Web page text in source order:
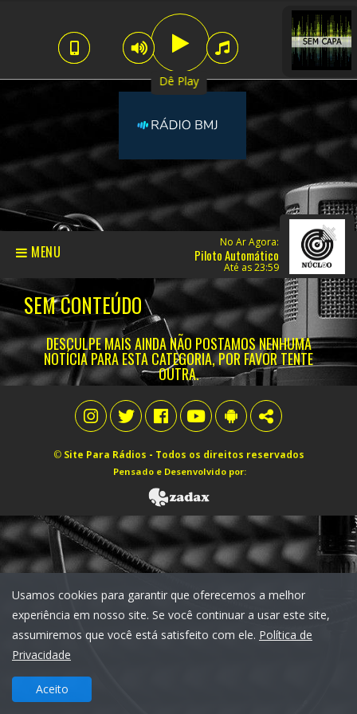
Dê Play
MENU
No Ar Agora:
Piloto Automático
Até as 23:59
SEM CONTEÚDO
DESCULPE MAIS AINDA NÃO POSTAMOS NENHUMA
NOTÍCIA PARA ESTA CATEGORIA, POR FAVOR TENTE
OUTRA.
© Site Para Rádios - Todos os direitos reservados
Pensado e Desenvolvido por:
Aceito
Usamos cookies para garantir que oferecemos a melhor
experiência em nosso site. Se você continuar a usar este site,
assumiremos que você está satisfeito com ele. Política de
Privacidade